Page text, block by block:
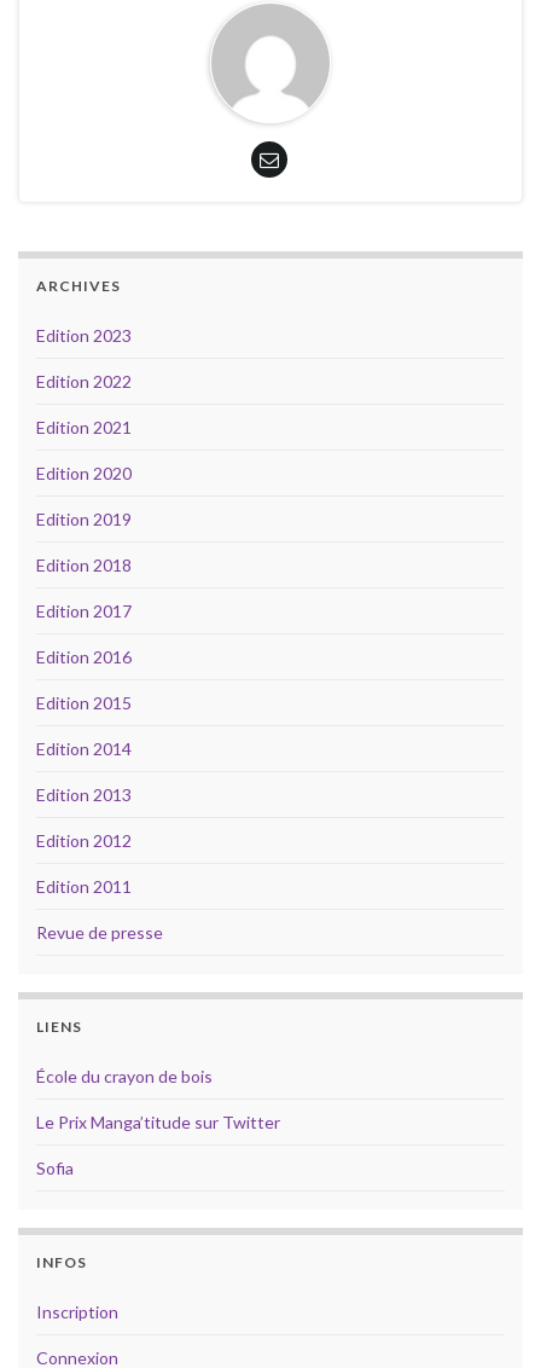
ARCHIVES
Edition 2023
Edition 2022
Edition 2021
Edition 2020
Edition 2019
Edition 2018
Edition 2017
Edition 2016
Edition 2015
Edition 2014
Edition 2013
Edition 2012
Edition 2011
Revue de presse
LIENS
École du crayon de bois
Le Prix Manga’titude sur Twitter
Sofia
INFOS
Inscription
Connexion